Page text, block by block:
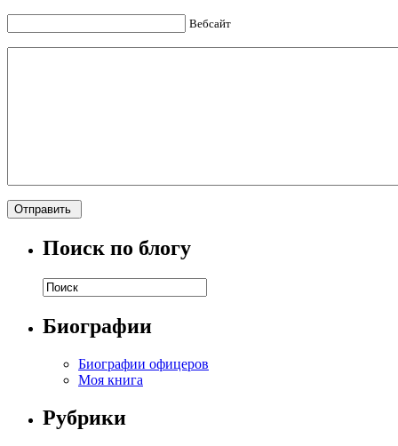
Вебсайт
Поиск по блогу
Биографии
Биографии офицеров
Моя книга
Рубрики